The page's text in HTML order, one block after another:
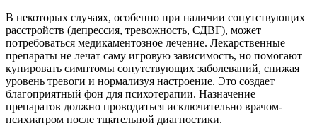
В некоторых случаях, особенно при наличии сопутствующих
расстройств (депрессия, тревожность, СДВГ), может
потребоваться медикаментозное лечение. Лекарственные
препараты не лечат саму игровую зависимость, но помогают
купировать симптомы сопутствующих заболеваний, снижая
уровень тревоги и нормализуя настроение. Это создает
благоприятный фон для психотерапии. Назначение
препаратов должно проводиться исключительно врачом-
психиатром после тщательной диагностики.